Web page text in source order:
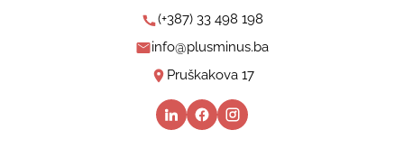
(+387) 33 498 198
info@plusminus.ba
Pruškakova 17